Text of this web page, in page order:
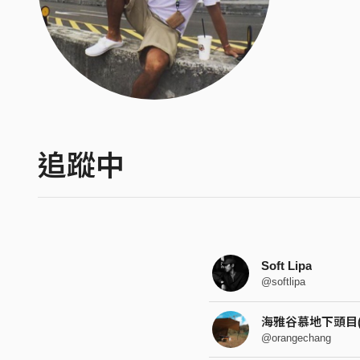
追蹤中
Soft Lipa
@softlipa
海雅谷慕地下頭
@orangechang